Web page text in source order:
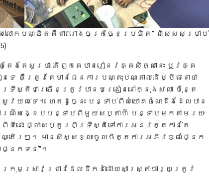
លោកបណ្ឌិតគឺជា "រោងចក្រច្នៃប្រឌិត" ពិសេសសម្រាប់
ែសួរថា តើពួកគេបានរៀនវគ្គសិក្សានេះ ឬវគ្គ
ទេ គឺត្រូវតែមានផែនការបណ្តុះបណ្តាលដើម្បីធានាថា
តីជាច្រើនត្រូវបានបង្រៀននៅក្នុងសាលា ប៉ុន្តែ
យល់ទេ។ ហេតុដូច្នេះ បន្ទាប់ពីសំយោគចំណេះដឹងដែលបាន
រណ៍សង្ខេបបន្ទាប់ពីមួយសប្តាហ៍ បន្ទាប់មកតាមរយៈ
ទីនោះ ផ្លាស់ប្តូរពីទ្រឹស្តីទៅការអនុវត្តកាន់តែ
ណ្តើរៗ។ មានសិស្សខ្លះចូលចិត្តការអភិវឌ្ឍផ្នែក
ែកទន់”។
ស្រាវជ្រាវដែលដឹកនាំដោយសាស្ត្រាចារ្យត្រូវ